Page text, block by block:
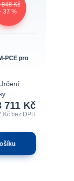
848 Kč
- 37 %
PCE pro
711 Kč
Kčbez DPH